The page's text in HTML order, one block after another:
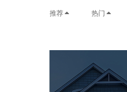
推荐 热门